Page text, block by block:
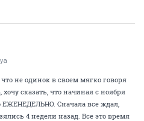
не одинок в своем мягко говоря
сказать, что начиная с ноября
Сначала все ждал,
4 недели назад. Все это время